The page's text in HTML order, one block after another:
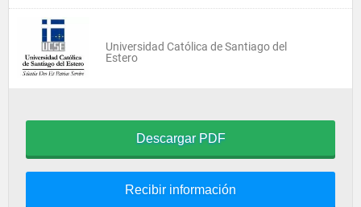
Universidad Católica de Santiago del
Estero
Descargar PDF
Recibir información